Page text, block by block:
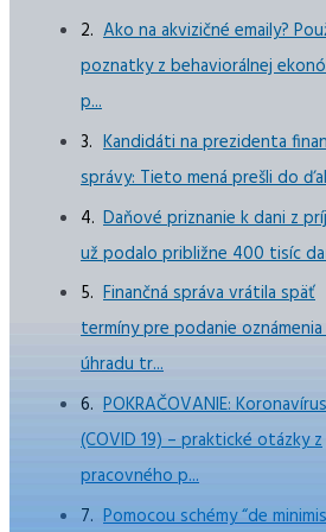
Ako na akvizičné emaily?
poznatky z behaviorálnej
p...
Kandidáti na prezidenta
správy: Tieto mená prešli do
Daňové priznanie k dani z
už podalo približne 400 tisíc
Finančná správa vrátila späť
termíny pre podanie
úhradu tr...
POKRAČOVANIE: Koronavírus
(COVID 19) – praktické otázky z
pracovného p...
Pomocou schémy “de